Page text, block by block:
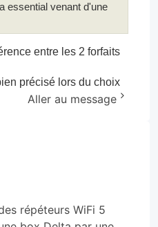
essential venant d'une
entre les 2 forfaits
précisé lors du choix
Aller au message
répéteurs WiFi 5